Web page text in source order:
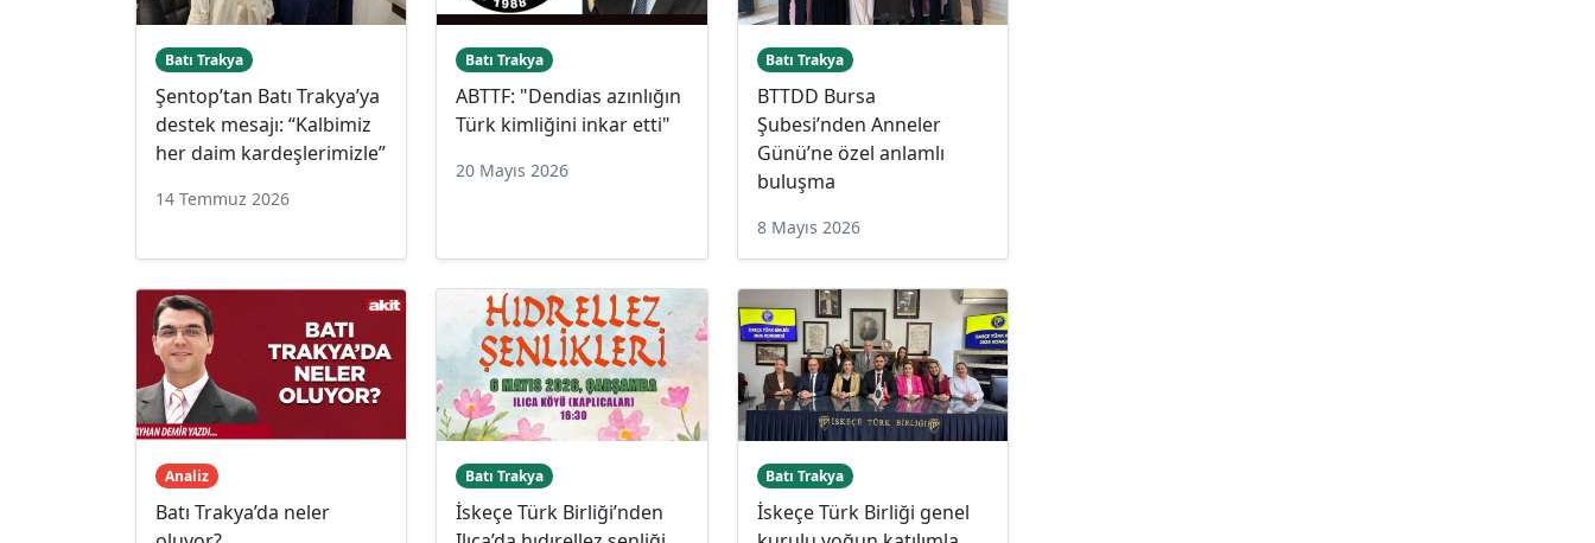
Batı Trakya
Şentop’tan Batı Trakya’ya
destek mesajı: “Kalbimiz
her daim kardeşlerimizle”
14 Temmuz 2026
Batı Trakya
ABTTF: "Dendias azınlığın
Türk kimliğini inkar etti"
20 Mayıs 2026
Batı Trakya
BTTDD Bursa
Şubesi’nden Anneler
Günü’ne özel anlamlı
buluşma
8 Mayıs 2026
Analiz
Batı Trakya’da neler
Batı Trakya
İskeçe Türk Birliği’nden
Batı Trakya
İskeçe Türk Birliği genel